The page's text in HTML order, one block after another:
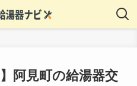
】阿見町の給湯器交